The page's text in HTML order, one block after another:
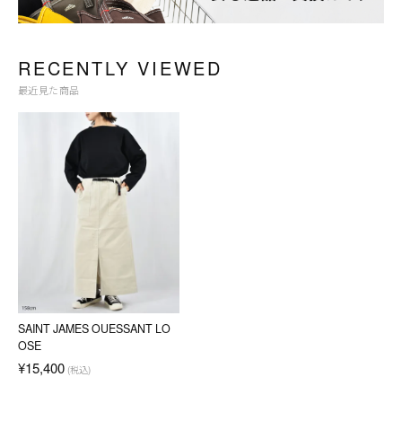
RECENTLY VIEWED
最近見た商品
SAINT JAMES OUESSANT LO
OSE
¥15,400 (税込)